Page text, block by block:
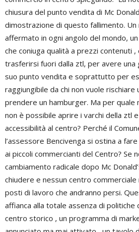
chiusura del punto vendita di Mc
dimostrazione di questo fallimento.
affermato in ogni angolo del mondo,
che coniuga qualità a prezzi contenuti
trasferirsi fuori dalla ztl, per avere una
suo punto vendita e soprattutto per
raggiungibile da chi non vuole rischiare
prendere un hamburger. Ma per quale
non è possibile aprire i varchi della ztl
accessibilità al centro? Perché il
l’assessore Bencivenga si ostina a
ai piccoli commercianti del Centro? Se
cambiamento radicale dopo Mc
chiudere e nessun centro
posti di lavoro che andranno persi.
affianca alla totale assenza di politiche
centro storico , un programma di